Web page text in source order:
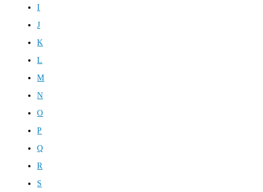
I
J
K
L
M
N
O
P
Q
R
S